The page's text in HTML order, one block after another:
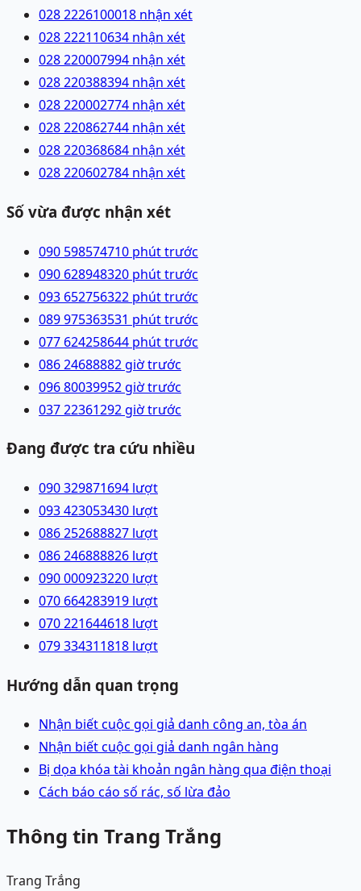
028 2226100018 nhận xét
028 222110634 nhận xét
028 220007994 nhận xét
028 220388394 nhận xét
028 220002774 nhận xét
028 220862744 nhận xét
028 220368684 nhận xét
028 220602784 nhận xét
Số vừa được nhận xét
090 598574710 phút trước
090 628948320 phút trước
093 652756322 phút trước
089 975363531 phút trước
077 624258644 phút trước
086 24688882 giờ trước
096 80039952 giờ trước
037 22361292 giờ trước
Đang được tra cứu nhiều
090 329871694 lượt
093 423053430 lượt
086 252688827 lượt
086 246888826 lượt
090 000923220 lượt
070 664283919 lượt
070 221644618 lượt
079 334311818 lượt
Hướng dẫn quan trọng
Nhận biết cuộc gọi giả danh công an, tòa án
Nhận biết cuộc gọi giả danh ngân hàng
Bị dọa khóa tài khoản ngân hàng qua điện thoại
Cách báo cáo số rác, số lừa đảo
Thông tin Trang Trắng
Trang Trắng